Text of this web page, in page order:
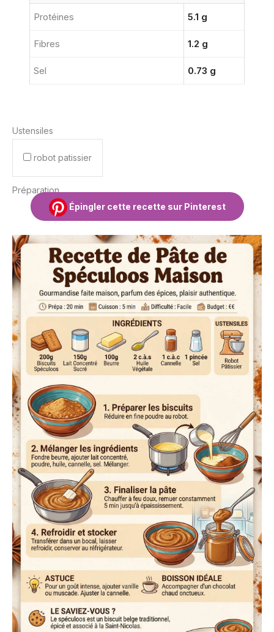
Protéines 5.1 g
Fibres 1.2 g
Sel 0.73 g
Ustensiles
robot patissier
Préparation
Épingler cette recette sur Pinterest